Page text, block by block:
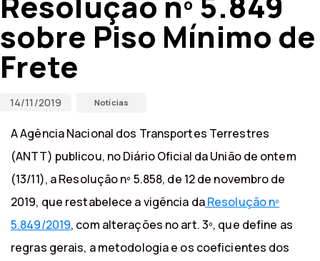
sobre Piso Mínimo de
Frete
14/11/2019 Notícias
A Agência Nacional dos Transportes Terrestres
(ANTT) publicou, no Diário Oficial da União de ontem
(13/11), a Resolução nº 5.858, de 12 de novembro de
2019, que restabelece a vigência daResolução nº
5.849/2019, com alterações no art. 3º, que define as
regras gerais, a metodologia e os coeficientes dos